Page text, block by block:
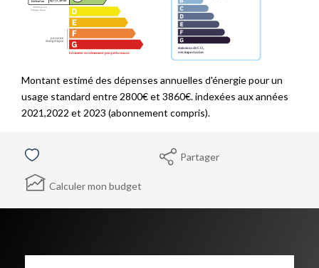
Montant estimé des dépenses annuelles d'énergie pour un
usage standard entre 2800€ et 3860€. indexées aux années
2021,2022 et 2023 (abonnement compris).
Partager
Calculer mon budget